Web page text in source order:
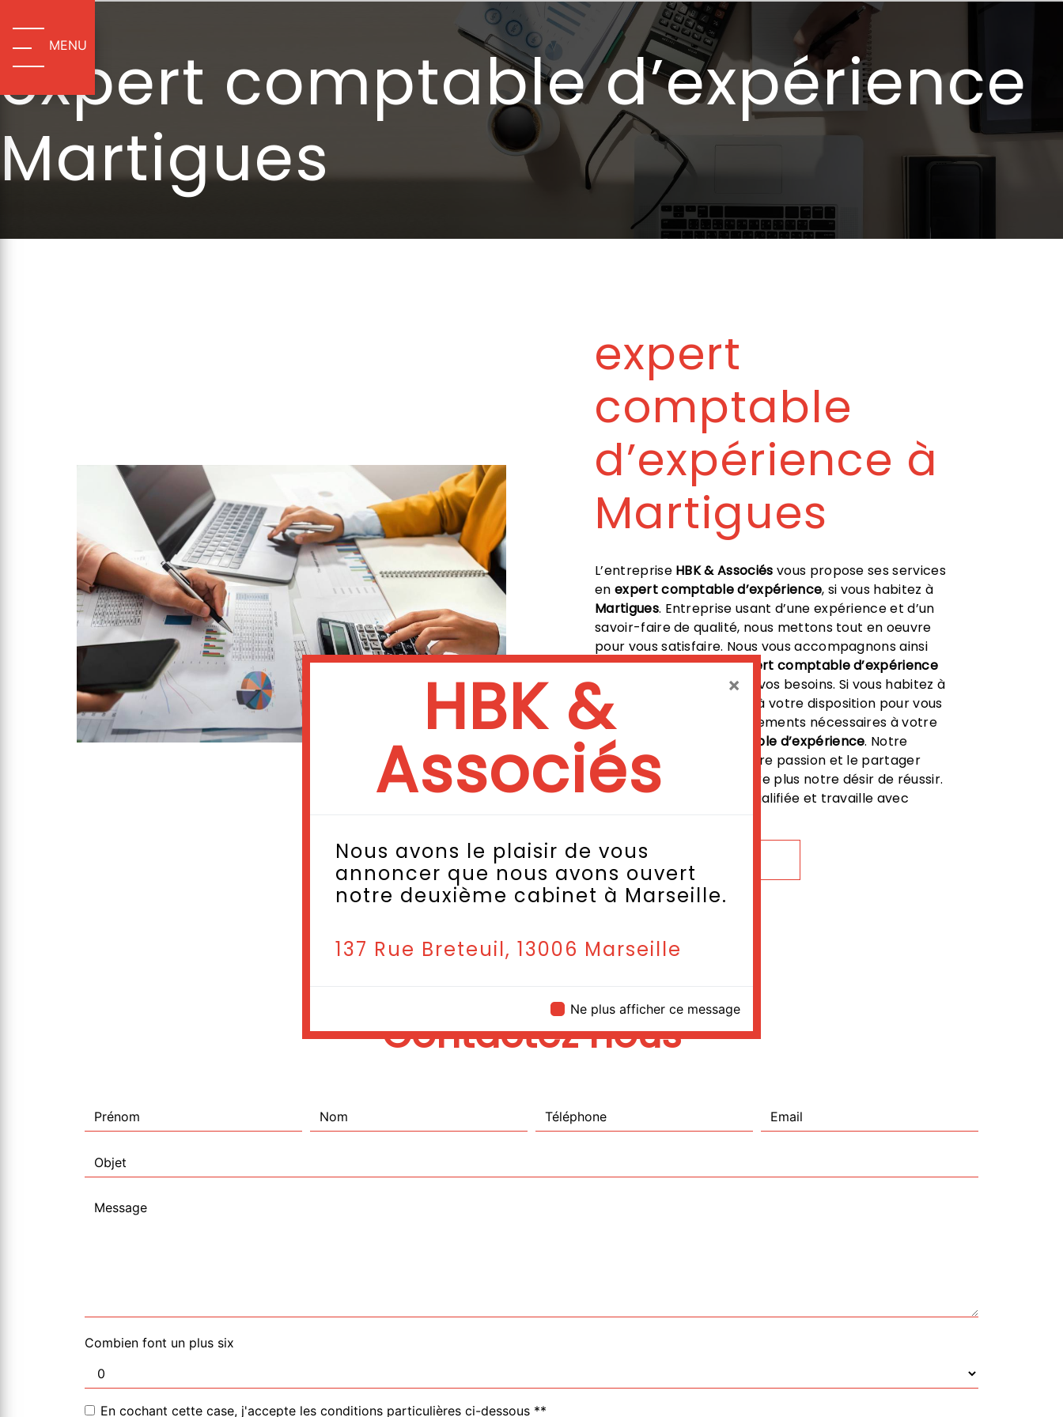
HBK &
Associés
×
Nous avons le plaisir de vous
annoncer que nous avons ouvert
notre deuxième cabinet à Marseille.
137 Rue Breteuil, 13006 Marseille
Ne plus afficher ce message
MENU
expert comptable d’expérience
Martigues
expert
comptable
d’expérience à
Martigues
L’entreprise HBK & Associés vous propose ses services
en expert comptable d’expérience, si vous habitez à
Martigues. Entreprise usant d’une expérience et d’un
savoir-faire de qualité, nous mettons tout en oeuvre
pour vous satisfaire. Nous vous accompagnons ainsi
dans votre projet deexpert comptable d’expérience
et sommes à l’écoute de vos besoins. Si vous habitez à
Martigues
, nous sommes à votre disposition pour vous
transmettre les renseignements nécessaires à votre
projet de
expert comptable d’expérience. Notre
métier est avant tout notre passion et le partager
avec vous renforce encore plus notre désir de réussir.
Toute notre équipe est qualifiée et travaille avec
Contactez nous
Combien font un plus six
En cochant cette case, j'accepte les conditions particulières ci-dessous **